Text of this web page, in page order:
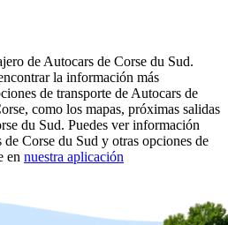
de Autocars de Corse du Sud.
la información más
de transporte de Autocars de
como los mapas, próximas salidas
du Sud. Puedes ver información
Corse du Sud y otras opciones de
en nuestra aplicación